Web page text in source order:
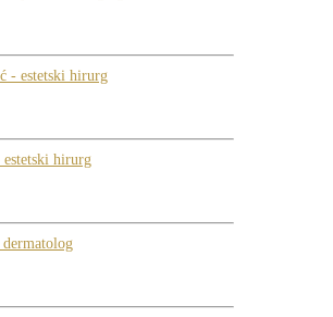
- estetski hirurg
hirurg